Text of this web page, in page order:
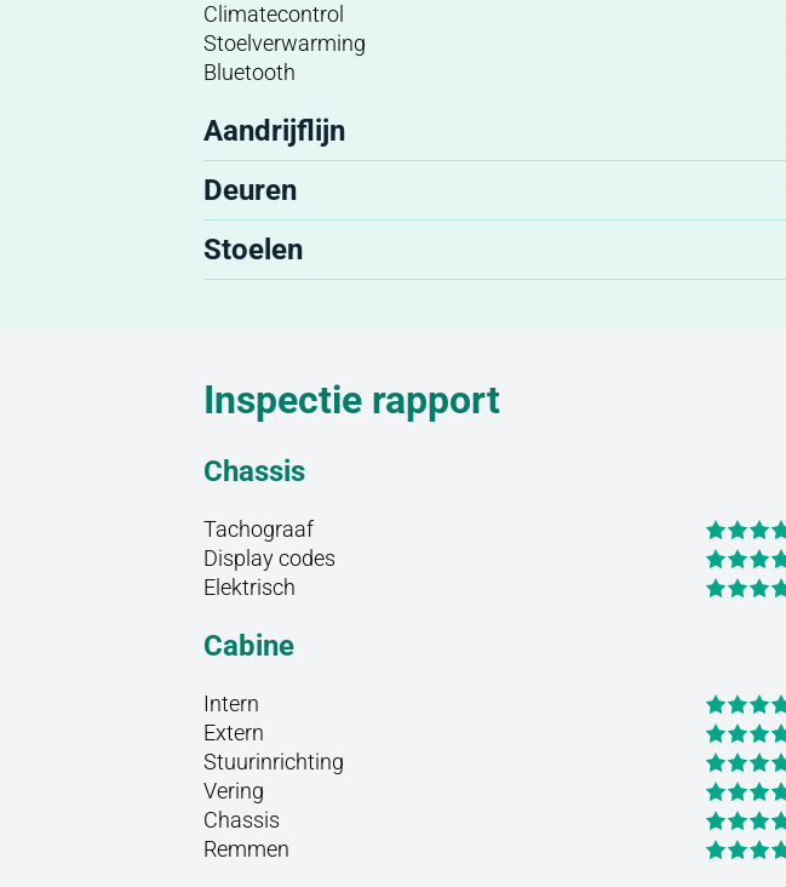
Climatecontrol
Stoelverwarming
Bluetooth
Aandrijflijn
Deuren
Stoelen
Inspectie rapport
Chassis
Tachograaf
Display codes
Elektrisch
Cabine
Intern
Extern
Stuurinrichting
Vering
Chassis
Remmen